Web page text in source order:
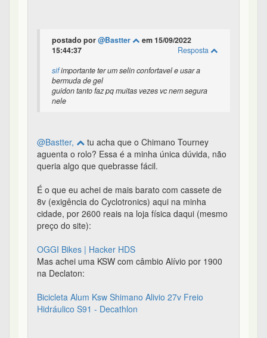
postado por@Bastter
em 15/09/2022
15:44:37
Resposta
sifimportante ter um selin confortavel e usar a
bermuda de gel
guidon tanto faz pq muitas vezes vc nem segura
nele
@Bastter,
tu acha que o Chimano Tourney
aguenta o rolo? Essa é a minha única dúvida, não
queria algo que quebrasse fácil.
É o que eu achei de mais barato com cassete de
8v (exigência do Cyclotronics) aqui na minha
cidade, por 2600 reais na loja física daqui (mesmo
preço do site):
OGGI Bikes | Hacker HDS
Mas achei uma KSW com câmbio Alívio por 1900
na Declaton:
Bicicleta Alum Ksw Shimano Alivio 27v Freio
Hidráulico S91 - Decathlon